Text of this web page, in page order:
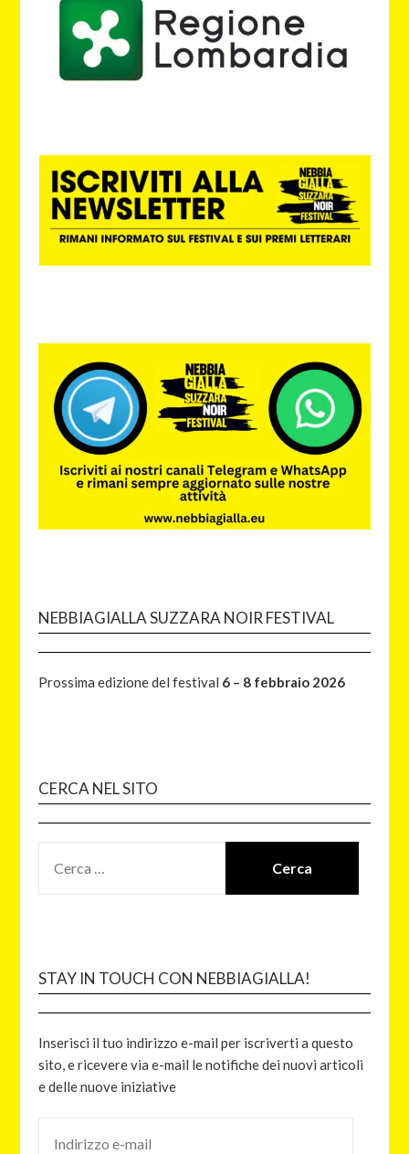
NEBBIAGIALLA SUZZARA NOIR FESTIVAL
Prossima edizione del festival 6 – 8 febbraio 2026
CERCA NEL SITO
STAY IN TOUCH CON NEBBIAGIALLA!
Inserisci il tuo indirizzo e-mail per iscriverti a questo
sito, e ricevere via e-mail le notifiche dei nuovi articoli
e delle nuove iniziative